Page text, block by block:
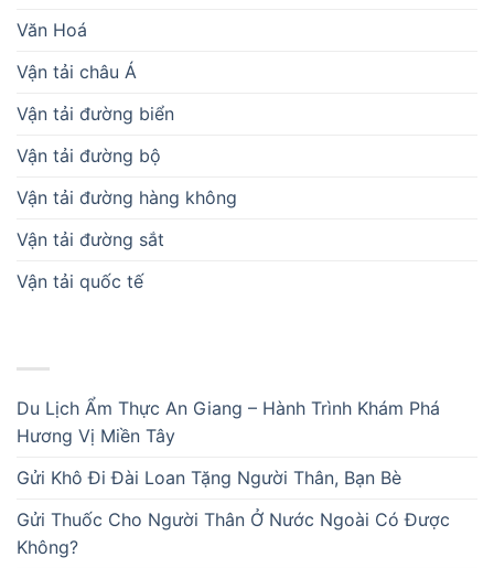
Văn Hoá
Vận tải châu Á
Vận tải đường biển
Vận tải đường bộ
Vận tải đường hàng không
Vận tải đường sắt
Vận tải quốc tế
Du Lịch Ẩm Thực An Giang – Hành Trình Khám Phá
Hương Vị Miền Tây
Gửi Khô Đi Đài Loan Tặng Người Thân, Bạn Bè
Gửi Thuốc Cho Người Thân Ở Nước Ngoài Có Được
Không?